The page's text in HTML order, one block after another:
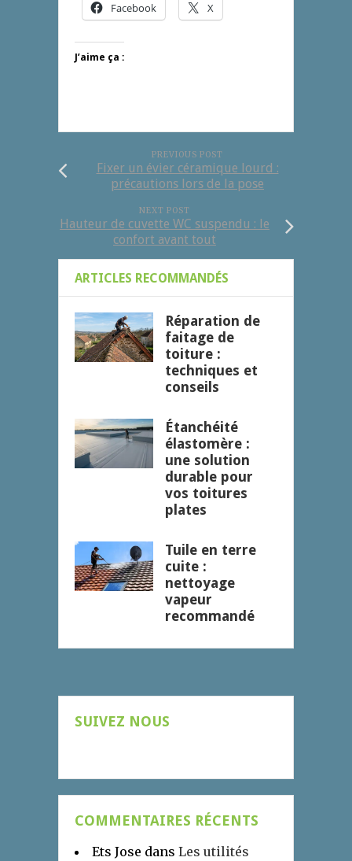
Facebook X
J’aime ça :
PREVIOUS POST
Fixer un évier céramique lourd :
précautions lors de la pose
NEXT POST
Hauteur de cuvette WC suspendu : le
confort avant tout
ARTICLES RECOMMANDÉS
Réparation de
faitage de
toiture :
techniques et
conseils
Étanchéité
élastomère :
une solution
durable pour
vos toitures
plates
Tuile en terre
cuite :
nettoyage
vapeur
recommandé
SUIVEZ NOUS
COMMENTAIRES RÉCENTS
Ets Jose dans Les utilités